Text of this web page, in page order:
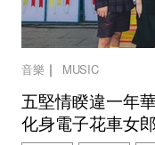
音樂 ｜ MUSIC
五堅情睽違一年
化身電子花車女